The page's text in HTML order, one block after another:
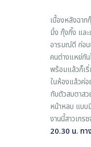
เบื้องหลังฉา
มิ้ง กุ๊งกิ๊ง แล
อารมณ์ดี ก่อน
คนต่างแหย่กั
พร้อมแล้วก็เ
ในห้องแล้วค่อ
ทับตัวสบตาส
หน้าหลบ แบบ
งานนี้สาวเกร
20.30 น. ทา